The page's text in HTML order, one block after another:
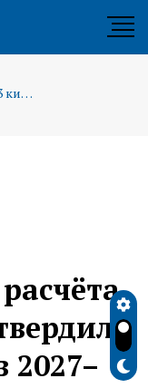
В Туле 23 кинологических расчёта МЧС России подтвердили право работать в 2027–2028 годах
2027–